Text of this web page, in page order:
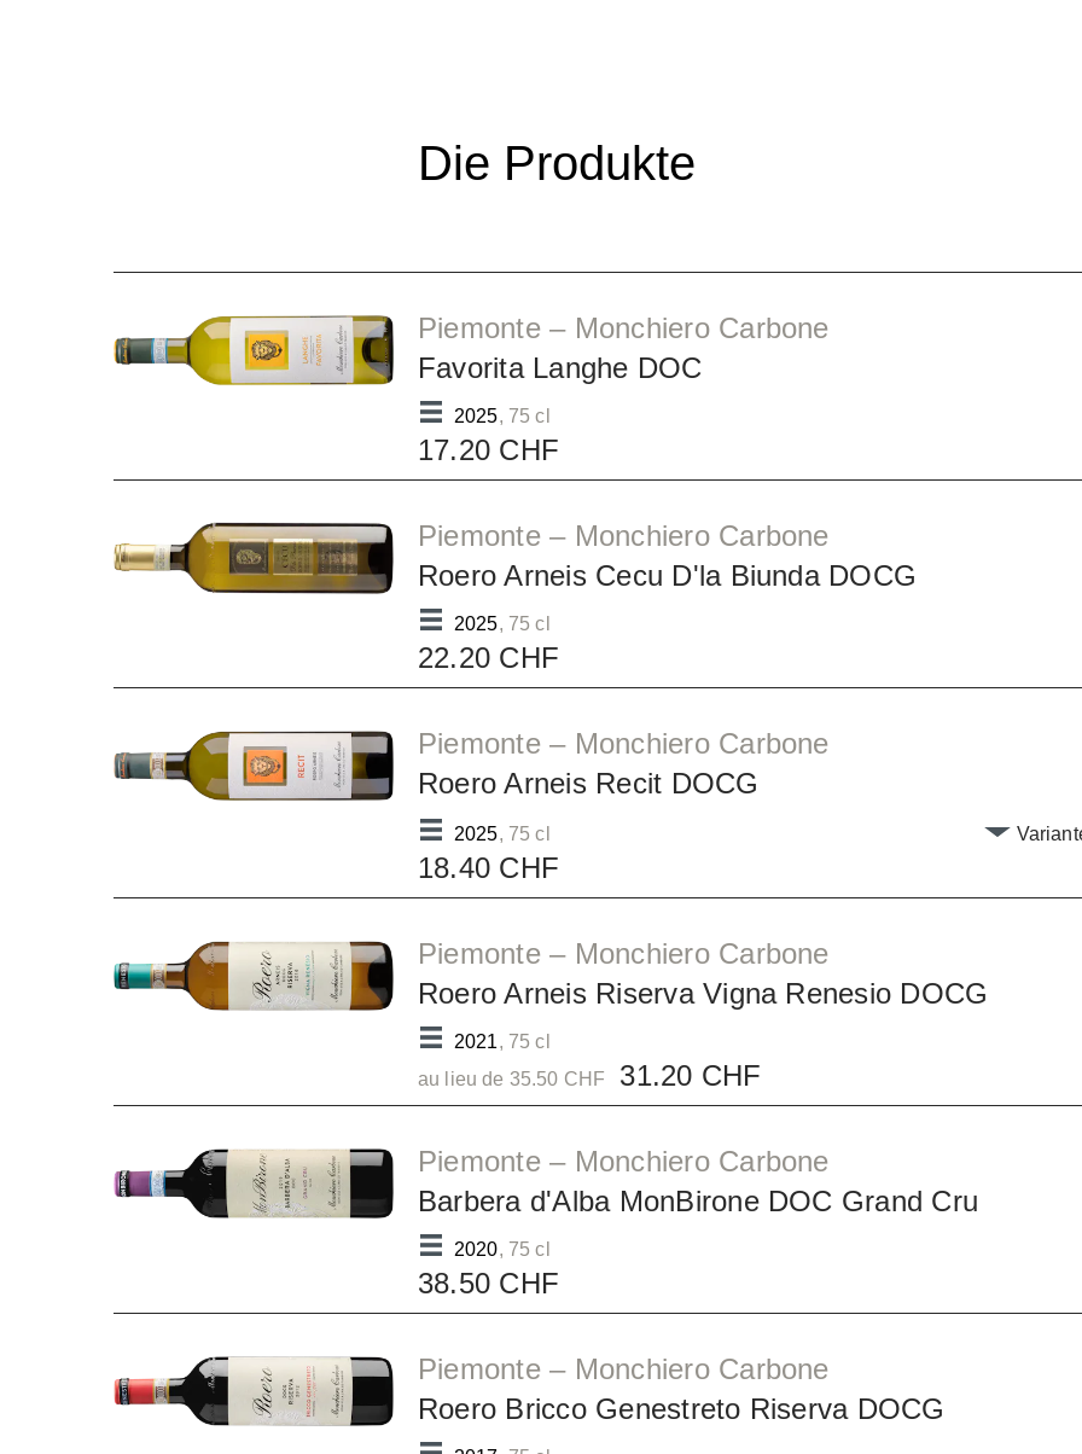
Die Produkte
Piemonte – Monchiero Carbone
Favorita Langhe DOC
2025, 75 cl
17.20 CHF
Piemonte – Monchiero Carbone
Roero Arneis Cecu D'la Biunda DOCG
2025, 75 cl
22.20 CHF
Piemonte – Monchiero Carbone
Roero Arneis Recit DOCG
2025, 75 cl
18.40 CHF
Piemonte – Monchiero Carbone
Roero Arneis Riserva Vigna Renesio DOCG
2021, 75 cl
au lieu de 35.50 CHF
31.20 CHF
Piemonte – Monchiero Carbone
Barbera d'Alba MonBirone DOC Grand Cru
2020, 75 cl
38.50 CHF
Piemonte – Monchiero Carbone
Roero Bricco Genestreto Riserva DOCG